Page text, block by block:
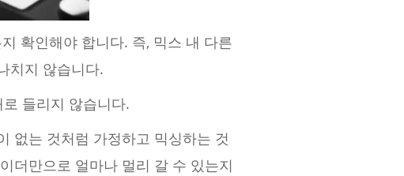
확인해야 합니다. 즉, 믹스 내 다른
치지 않습니다.
들리지 않습니다.
없는 것처럼 가정하고 믹싱하는 것
더만으로 얼마나 멀리 갈 수 있는지